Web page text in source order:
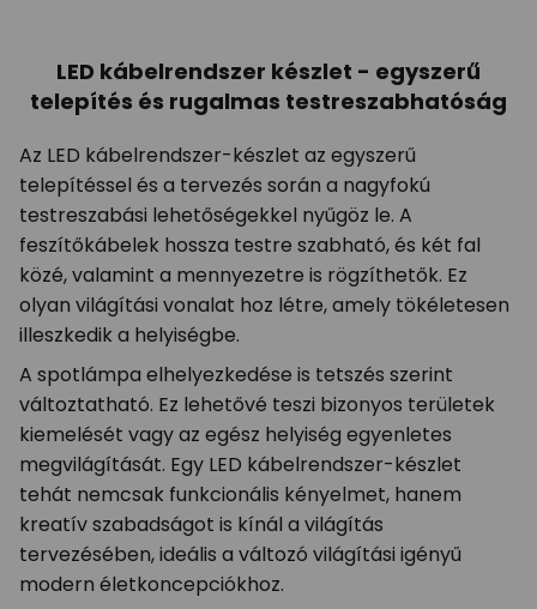
LED kábelrendszer készlet - egyszerű
telepítés és rugalmas testreszabhatóság
Az LED kábelrendszer-készlet az egyszerű
telepítéssel és a tervezés során a nagyfokú
testreszabási lehetőségekkel nyűgöz le. A
feszítőkábelek hossza testre szabható, és két fal
közé, valamint a mennyezetre is rögzíthetők. Ez
olyan világítási vonalat hoz létre, amely tökéletesen
illeszkedik a helyiségbe.
A spotlámpa elhelyezkedése is tetszés szerint
változtatható. Ez lehetővé teszi bizonyos területek
kiemelését vagy az egész helyiség egyenletes
megvilágítását. Egy LED kábelrendszer-készlet
tehát nemcsak funkcionális kényelmet, hanem
kreatív szabadságot is kínál a világítás
tervezésében, ideális a változó világítási igényű
modern életkoncepciókhoz.